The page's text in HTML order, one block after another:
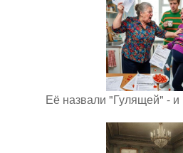
Её назвали "Гулящей" -